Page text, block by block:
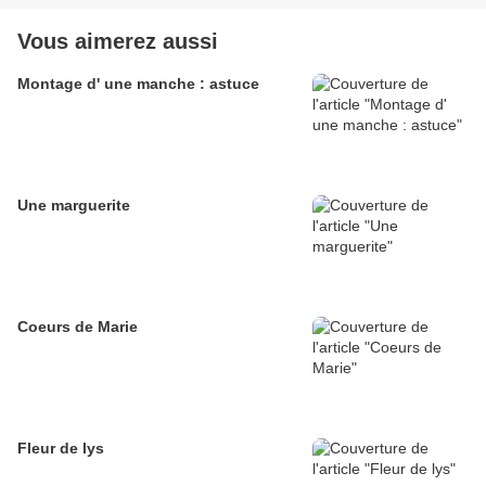
Vous aimerez aussi
Montage d' une manche : astuce
Une marguerite
Coeurs de Marie
Fleur de lys